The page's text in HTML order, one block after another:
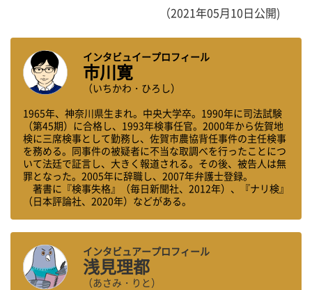
（2021年05月10日公開)
インタビュイープロフィール
市川寛
（いちかわ・ひろし）
1965年、神奈川県生まれ。中央大学卒。1990年に司法試験
（第45期）に合格し、1993年検事任官。2000年から佐賀地
検に三席検事として勤務し、佐賀市農協背任事件の主任検事
を務める。同事件の被疑者に不当な取調べを行ったことにつ
いて法廷で証言し、大きく報道される。その後、被告人は無
罪となった。2005年に辞職し、2007年弁護士登録。
著書に『検事失格』（毎日新聞社、2012年）、『ナリ検』
（日本評論社、2020年）などがある。
インタビュアープロフィール
浅見理都
（あさみ・りと）